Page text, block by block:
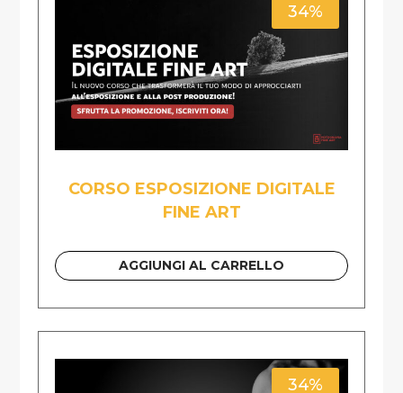
34%
CORSO ESPOSIZIONE DIGITALE
FINE ART
AGGIUNGI AL CARRELLO
34%